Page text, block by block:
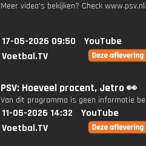
Meer video's bekijken? Check
17-05-2026 09:50
YouTube
Voetbal.TV
PSV: Hoeveel procent, Jetro 👀
Van dit programma is geen informatie
11-05-2026 14:32
YouTube
Voetbal.TV